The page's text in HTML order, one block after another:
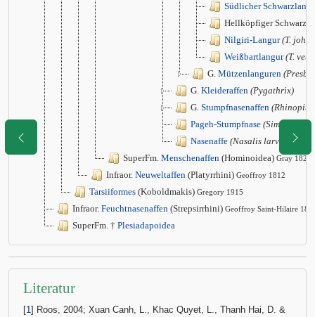
Südlicher
Hellköpfiger
Nilgiri-Langur (T.
Weißbartlangur (T.
G. Mützenlanguren
G. Kleideraffen (Pygathrix)
G. Stumpfnasenaffen
Pageh-Stumpfnase (Simias
Nasenaffe (Nasalis larvatus)
SuperFm. Menschenaffen (Hominoidea) Gray 1825
Infraor. Neuweltaffen (Platyrrhini) Geoffroy 1812
Tarsiiformes (Koboldmakis) Gregory 1915
Infraor. Feuchtnasenaffen (Strepsirrhini) Geoffroy Saint-Hilaire
SuperFm. † Plesiadapoidea
Literatur
[1] Roos, 2004; Xuan Canh, L., Khac Quyet, L., Thanh Hai, D. &